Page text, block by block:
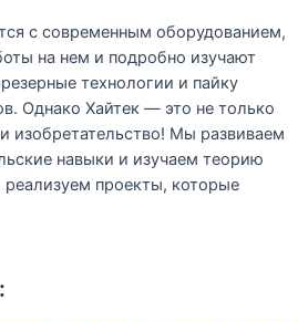
с современным оборудованием,
на нем и подробно изучают
технологии и пайку
Однако Хайтек — это не только
изобретательство! Мы развиваем
навыки и изучаем теорию
реализуем проекты, которые